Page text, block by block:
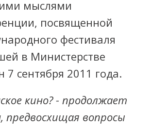
мыслями
посвященной
фестиваля
в Министерстве
7 сентября 2011 года.
кино? - продолжает
предвосхищая вопросы